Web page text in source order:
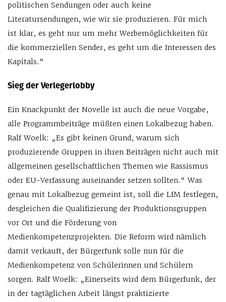
politischen Sendungen oder auch keine
Literatursendungen, wie wir sie produzieren. Für mich
ist klar, es geht nur um mehr Werbemöglichkeiten für
die kommerziellen Sender, es geht um die Interessen des
Kapitals.“
Sieg der Verlegerlobby
Ein Knackpunkt der Novelle ist auch die neue Vorgabe,
alle Programmbeiträge müßten einen Lokalbezug haben.
Ralf Woelk: „Es gibt keinen Grund, warum sich
produzierende Gruppen in ihren Beiträgen nicht auch mit
allgemeinen gesellschaftlichen Themen wie Rassismus
oder EU-Verfassung auseinander setzen sollten.“ Was
genau mit Lokalbezug gemeint ist, soll die LfM festlegen,
desgleichen die Qualifizierung der Produktionsgruppen
vor Ort und die Förderung von
Medienkompetenzprojekten. Die Reform wird nämlich
damit verkauft, der Bürgerfunk solle nun für die
Medienkompetenz von Schülerinnen und Schülern
sorgen. Ralf Woelk: „Einerseits wird dem Bürgerfunk, der
in der tagtäglichen Arbeit längst praktizierte